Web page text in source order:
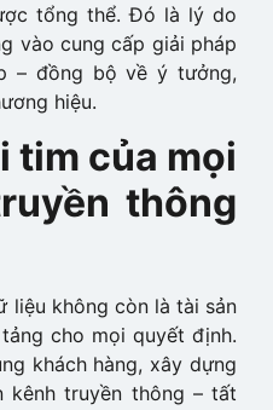
tổng thể. Đó là lý do
vào cung cấp giải pháp
– đồng bộ về ý tưởng,
hiệu.
tim của mọi
thông
liệu không còn là tài sản
cho mọi quyết định.
khách hàng, xây dựng
kênh truyền thông – tất